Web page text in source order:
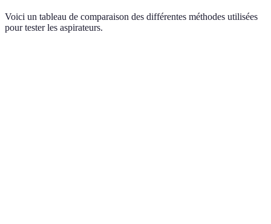
Voici un tableau de comparaison des différentes méthodes utilisées
pour tester les aspirateurs.